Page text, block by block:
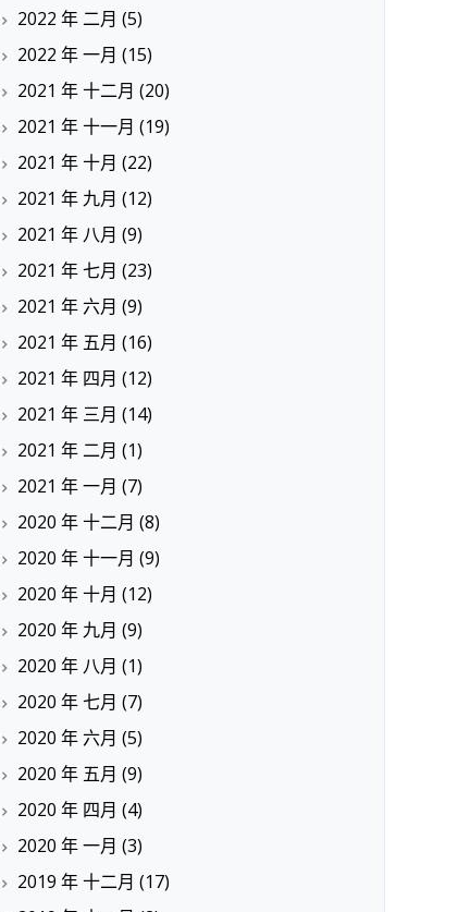
2022 年 二月 (5)
2022 年 一月 (15)
2021 年 十二月 (20)
2021 年 十一月 (19)
2021 年 十月 (22)
2021 年 九月 (12)
2021 年 八月 (9)
2021 年 七月 (23)
2021 年 六月 (9)
2021 年 五月 (16)
2021 年 四月 (12)
2021 年 三月 (14)
2021 年 二月 (1)
2021 年 一月 (7)
2020 年 十二月 (8)
2020 年 十一月 (9)
2020 年 十月 (12)
2020 年 九月 (9)
2020 年 八月 (1)
2020 年 七月 (7)
2020 年 六月 (5)
2020 年 五月 (9)
2020 年 四月 (4)
2020 年 一月 (3)
2019 年 十二月 (17)